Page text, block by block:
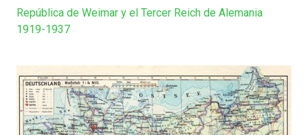
República de Weimar y el Tercer Reich de Alemania
1919-1937